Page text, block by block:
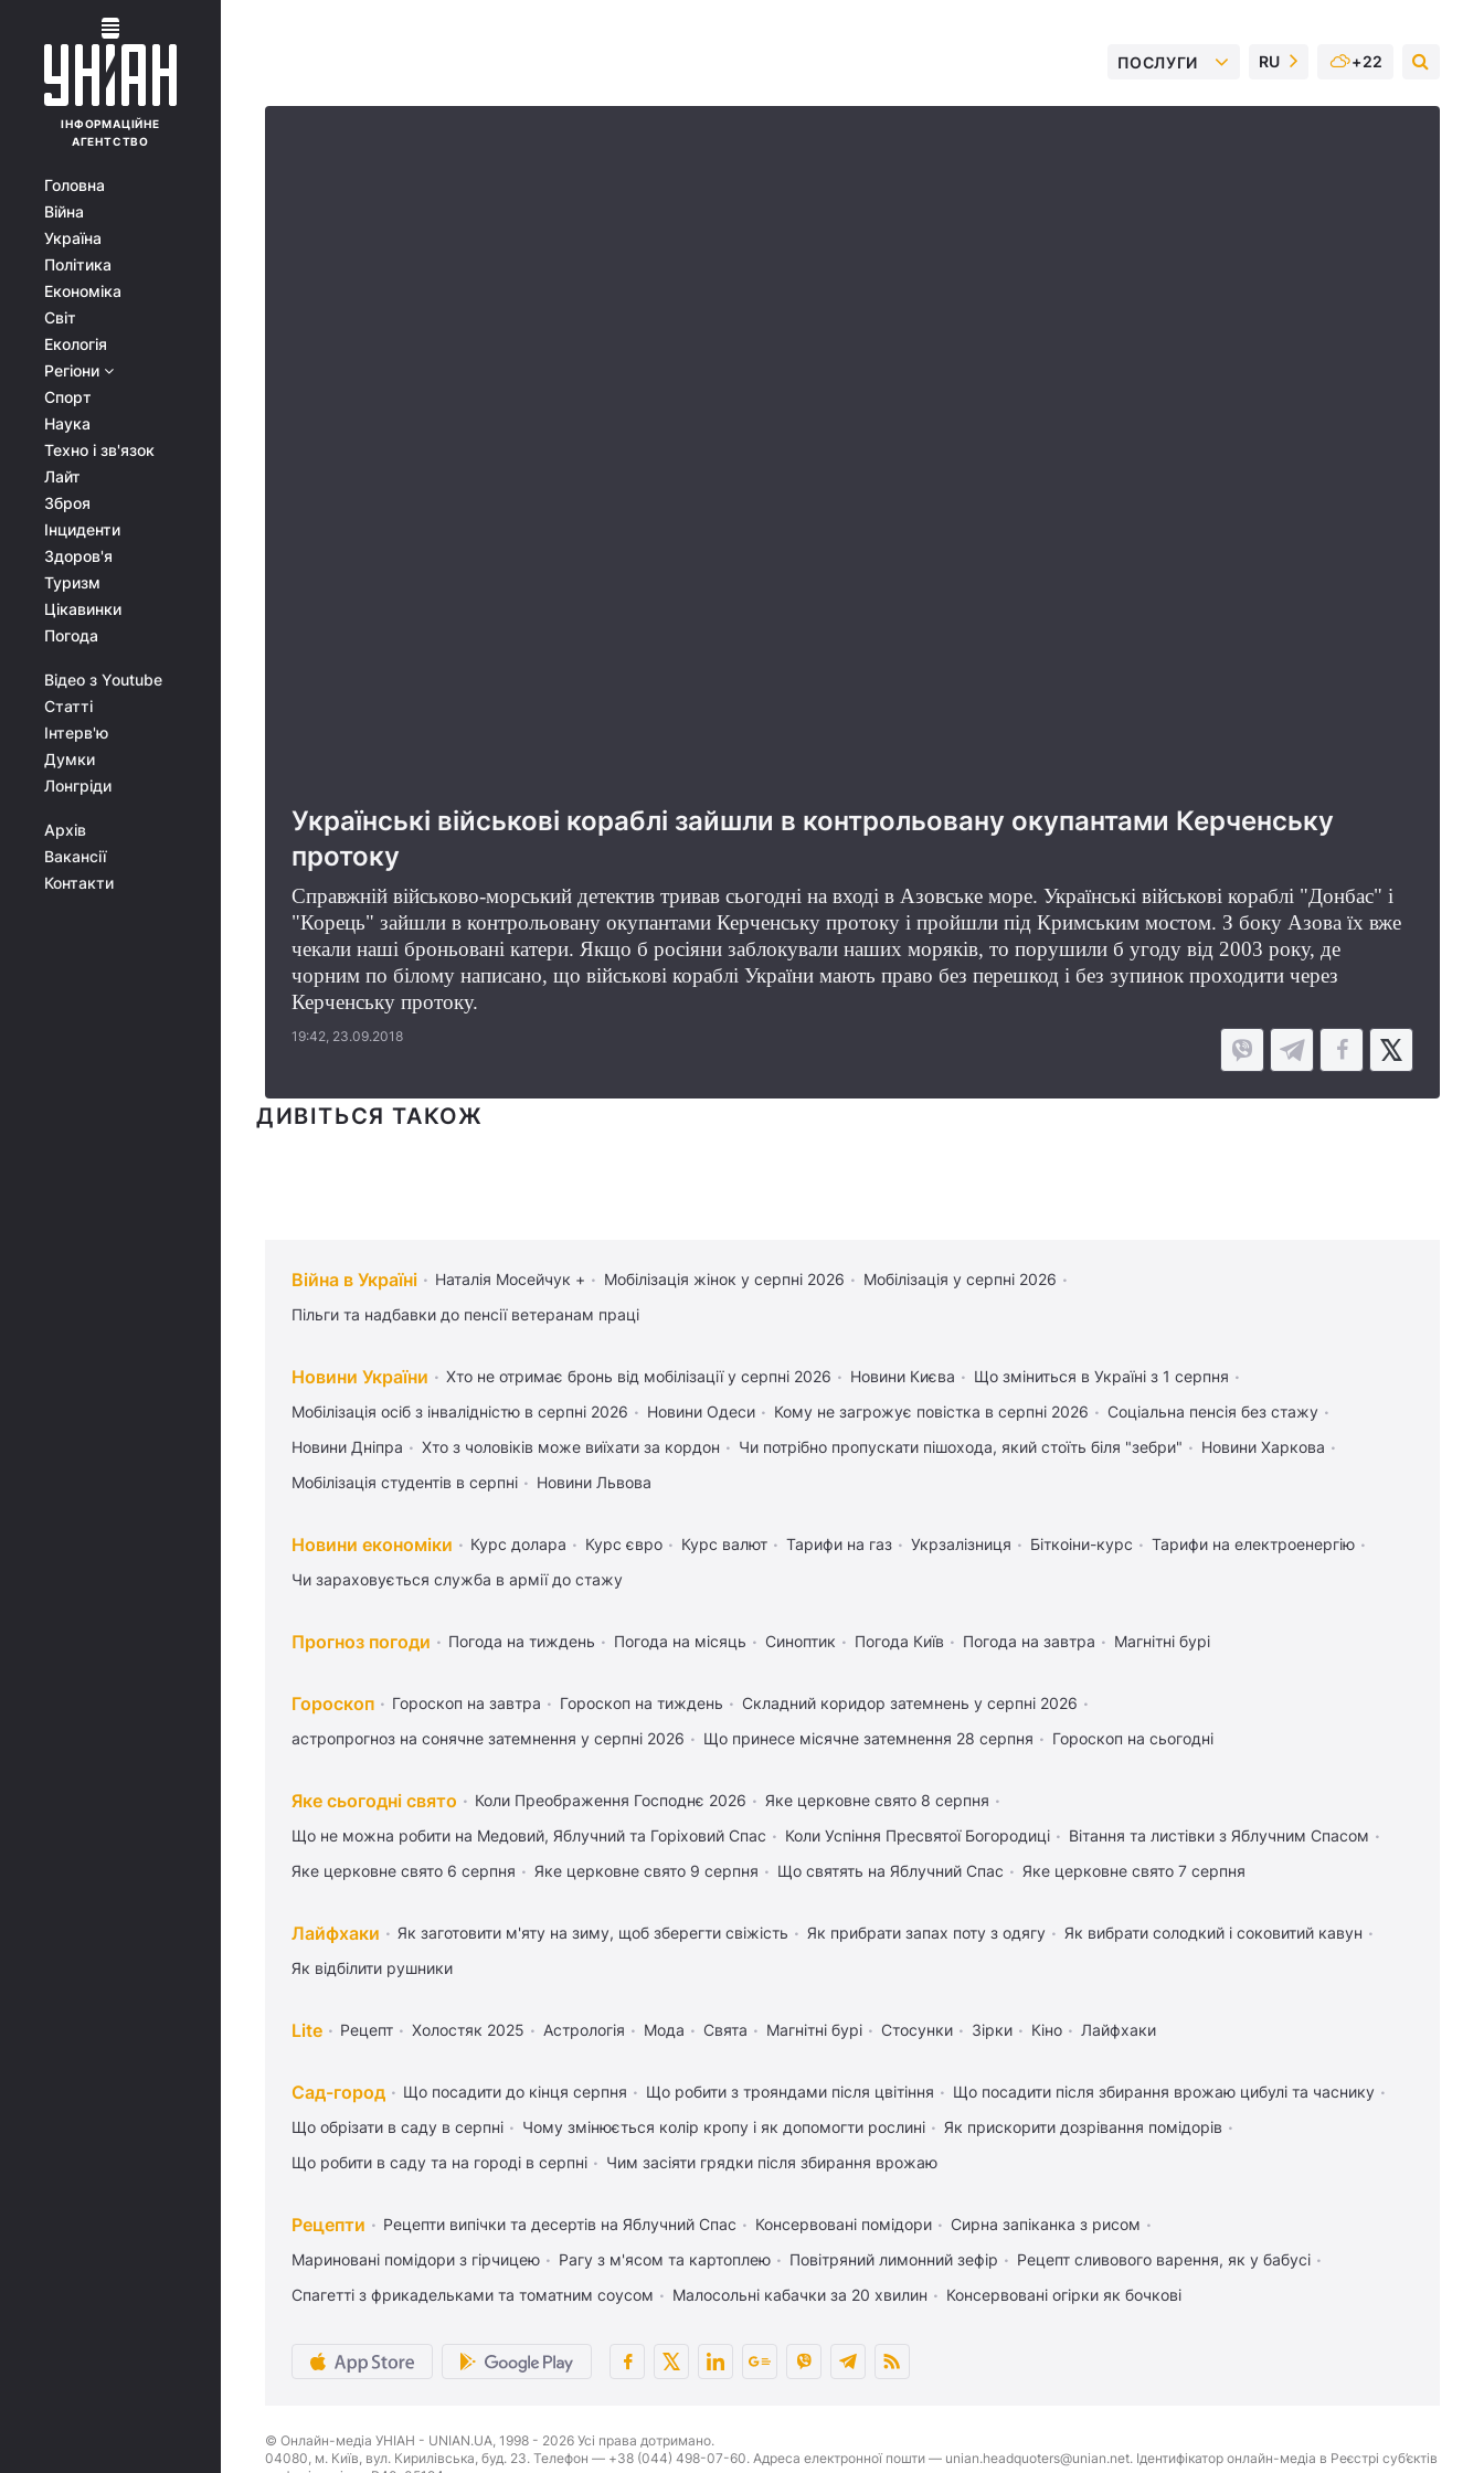
ІНФОРМАЦІЙНЕ
АГЕНТСТВО
Головна
Війна
Україна
Політика
Економіка
Світ
Екологія
Регіони
Спорт
Наука
Техно і зв'язок
Лайт
Зброя
Інциденти
Здоров'я
Туризм
Цікавинки
Погода
Відео з Youtube
Статті
Інтерв'ю
Думки
Лонгріди
Архів
Вакансії
Контакти
ПОСЛУГИ RU +22
Українські військові кораблі зайшли в контрольовану окупантами Керченську
протоку
Справжній військово-морський детектив тривав сьогодні на вході в Азовське море. Українські військові кораблі "Донбас" і
"Корець" зайшли в контрольовану окупантами Керченську протоку і пройшли під Кримським мостом. З боку Азова їх вже
чекали наші броньовані катери. Якщо б росіяни заблокували наших моряків, то порушили б угоду від 2003 року, де
чорним по білому написано, що військові кораблі України мають право без перешкод і без зупинок проходити через
Керченську протоку.
19:42, 23.09.2018
ДИВІТЬСЯ ТАКОЖ
Війна в Україні Наталія Мосейчук + Мобілізація жінок у серпні 2026
Мобілізація у серпні 2026
Пільги та надбавки до пенсії ветеранам праці
Новини України Хто не отримає бронь від мобілізації у серпні 2026 Новини Києва
Що зміниться в Україні з 1 серпня
Мобілізація осіб з інвалідністю в серпні 2026
Новини Одеси Кому не загрожує повістка в серпні 2026
Соціальна пенсія без стажу
Новини Дніпра
Хто з чоловіків може виїхати за кордон Чи потрібно пропускати пішохода, який стоїть біля "зебри"
Новини Харкова
Мобілізація студентів в серпні
Новини Львова
Новини економіки Курс долара Курс євро Курс валют Тарифи на газ Укрзалізниця Біткоіни-курс
Тарифи на електроенергію
Чи зараховується служба в армії до стажу
Прогноз погоди Погода на тиждень Погода на місяць Синоптик Погода Київ Погода на завтра Магнітні бурі
Гороскоп Гороскоп на завтра Гороскоп на тиждень
Складний коридор затемнень у серпні 2026
астропрогноз на сонячне затемнення у серпні 2026
Що принесе місячне затемнення 28 серпня Гороскоп на сьогодні
Яке сьогодні свято Коли Преображення Господнє 2026
Яке церковне свято 8 серпня
Що не можна робити на Медовий, Яблучний та Горіховий Спас
Коли Успіння Пресвятої Богородиці
Вітання та листівки з Яблучним Спасом
Яке церковне свято 6 серпня
Яке церковне свято 9 серпня Що святять на Яблучний Спас Яке церковне свято 7 серпня
Лайфхаки Як заготовити м'яту на зиму, щоб зберегти свіжість Як прибрати запах поту з одягу
Як вибрати солодкий і соковитий кавун
Як відбілити рушники
Lite Рецепт Холостяк 2025 Астрологія Мода Свята Магнітні бурі Стосунки Зірки Кіно Лайфхаки
Сад-город Що посадити до кінця серпня Що робити з трояндами після цвітіння
Що посадити після збирання врожаю цибулі та часнику
Що обрізати в саду в серпні
Чому змінюється колір кропу і як допомогти рослині
Як прискорити дозрівання помідорів
Що робити в саду та на городі в серпні
Чим засіяти грядки після збирання врожаю
Рецепти Рецепти випічки та десертів на Яблучний Спас Консервовані помідори
Сирна запіканка з рисом
Мариновані помідори з гірчицею
Рагу з м'ясом та картоплею Повітряний лимонний зефір
Рецепт сливового варення, як у бабусі
Спагетті з фрикадельками та томатним соусом
Малосольні кабачки за 20 хвилин Консервовані огірки як бочкові
© Онлайн-медіа УНІАН - UNIAN.UA, 1998 - 2026 Усі права дотримано.
04080, м. Київ, вул. Кирилівська, буд. 23. Телефон — +38 (044) 498-07-60. Адреса електронної пошти — unian.headquoters@unian.net. Ідентифікатор онлайн-медіа в Реєстрі суб’єктів